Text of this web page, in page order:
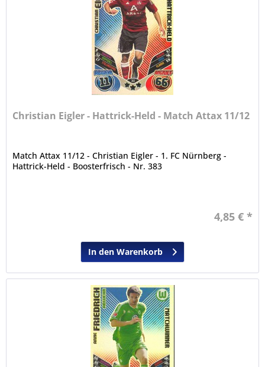
Christian Eigler - Hattrick-Held - Match Attax 11/12
Match Attax 11/12 - Christian Eigler - 1. FC Nürnberg -
Hattrick-Held - Boosterfrisch - Nr. 383
4,85 € *
In den Warenkorb